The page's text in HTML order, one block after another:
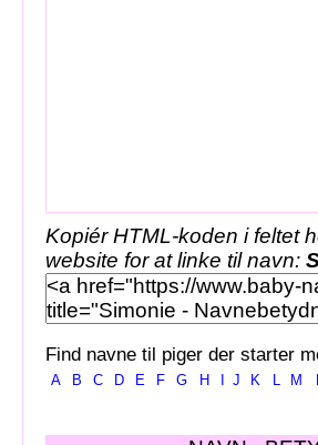
Kopiér HTML-koden i feltet
website for at linke til navn:
Find navne til piger der starter
A B C D E F G H J K L M